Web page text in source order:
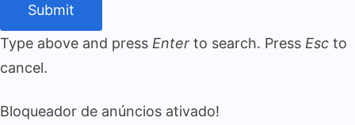
Submit
Type above and press Enter to search. Press Esc to
cancel.
Bloqueador de anúncios ativado!